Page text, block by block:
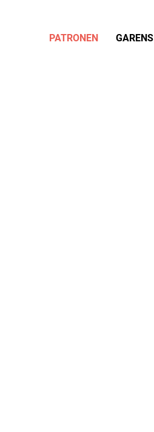
PATRONEN GARENS